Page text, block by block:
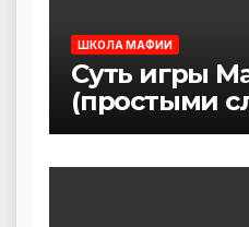
ШКОЛА МАФИИ
Суть игры
(простыми